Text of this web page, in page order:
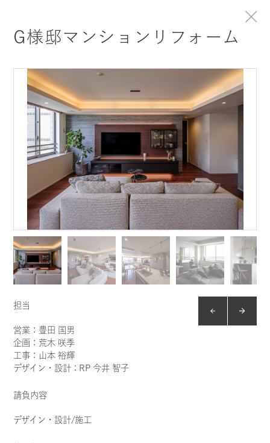
PROJECTS
事例紹介
CROSSOVER DESIGNを体現した事例をご紹介し
事例を探す
1 PROJECT
PROJECTS
G様邸マンションリフォーム
担当
営業：豊田 国男
企画：荒木 咲季
工事：山本 裕輝
デザイン・設計：RP 今井 智子
請負内容
デザイン・設計/施工